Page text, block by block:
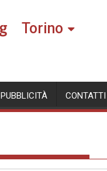
Torino
PUBBLICITÀ CONTATTI